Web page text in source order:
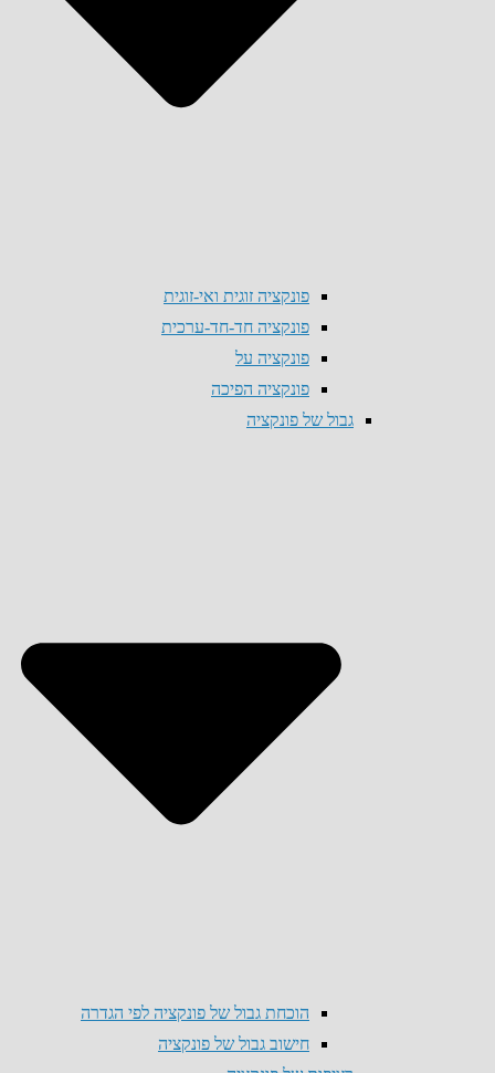
פונקציה זוגית ואי-זוגית
פונקציה חד-חד-ערכית
פונקציה על
פונקציה הפיכה
גבול של פונקציה
הוכחת גבול של פונקציה לפי הגדרה
חישוב גבול של פונקציה